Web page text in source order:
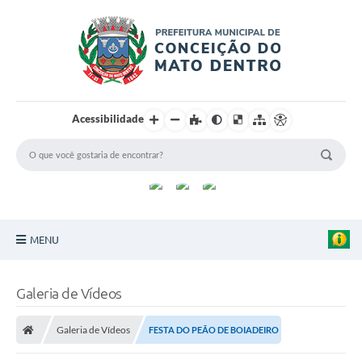
Acessibilidade
MENU
Galeria de Vídeos
Galeria de Vídeos FESTA DO PEÃO DE BOIADEIRO